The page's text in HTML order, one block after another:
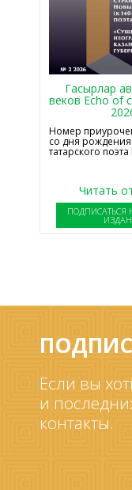
Гасырлар
веков Echo of
Номер
со дня рождения
татарского поэта
Читать
ПОДПИСАТЬСЯ
Если вы
и
контакты.